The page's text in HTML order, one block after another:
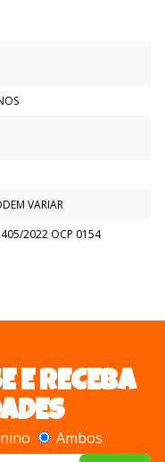
VARIAR
2022 OCP 0154
E RECEBA
Ambos